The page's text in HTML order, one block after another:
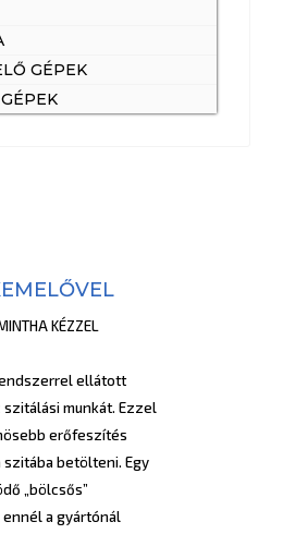
GÉPEK
KÉZZEL
ellátott
munkát. Ezzel
erőfeszítés
betölteni. Egy
„bölcsős”
a gyártónál